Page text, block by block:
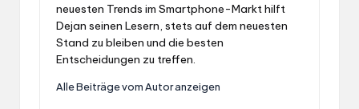
neuesten Trends im Smartphone-Markt hilft
Dejan seinen Lesern, stets auf dem neuesten
Stand zu bleiben und die besten
Entscheidungen zu treffen.
Alle Beiträge vom Autor anzeigen